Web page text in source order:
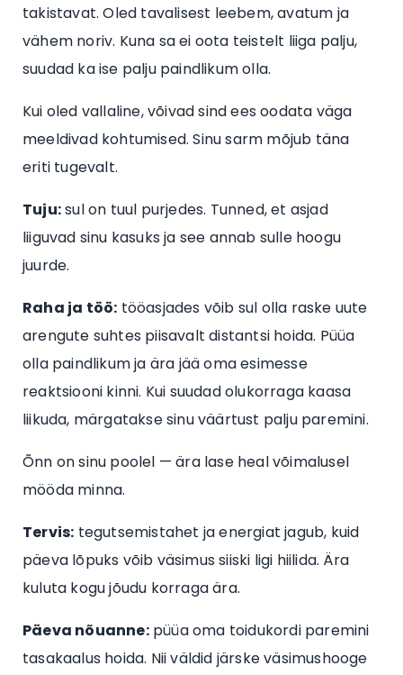
takistavat. Oled tavalisest leebem, avatum ja
vähem noriv. Kuna sa ei oota teistelt liiga palju,
suudad ka ise palju paindlikum olla.
Kui oled vallaline, võivad sind ees oodata väga
meeldivad kohtumised. Sinu sarm mõjub täna
eriti tugevalt.
Tuju:sul on tuul purjedes. Tunned, et asjad
liiguvad sinu kasuks ja see annab sulle hoogu
juurde.
Raha ja töö: tööasjades võib sul olla raske uute
arengute suhtes piisavalt distantsi hoida. Püüa
olla paindlikum ja ära jää oma esimesse
reaktsiooni kinni. Kui suudad olukorraga kaasa
liikuda, märgatakse sinu väärtust palju paremini.
Õnn on sinu poolel — ära lase heal võimalusel
mööda minna.
Tervis: tegutsemistahet ja energiat jagub, kuid
päeva lõpuks võib väsimus siiski ligi hiilida. Ära
kuluta kogu jõudu korraga ära.
Päeva nõuanne:püüa oma toidukordi paremini
tasakaalus hoida. Nii väldid järske väsimushooge